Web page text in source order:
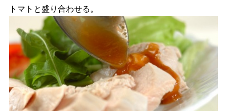
トマトと盛り合わせる。